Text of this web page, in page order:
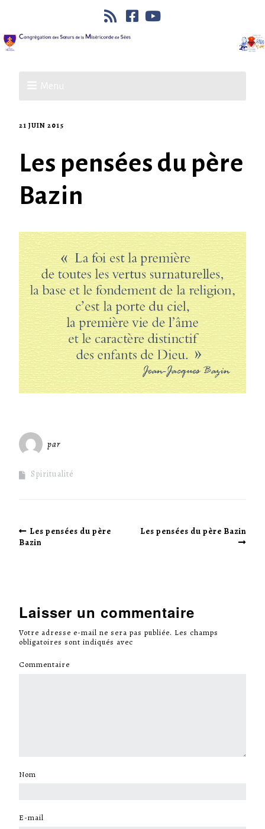
21 JUIN 2015
Les pensées du père
Bazin
par
Spiritualité
Les pensées du père
Bazin
Les pensées du père Bazin
Laisser un commentaire
Votre adresse e-mail ne sera pas publiée. Les champs
obligatoires sont indiqués avec
Commentaire
Nom
E-mail